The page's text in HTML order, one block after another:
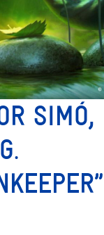
SIMÓ,